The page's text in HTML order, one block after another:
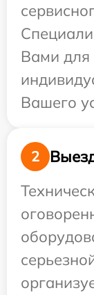
Вами для
Вашего
2